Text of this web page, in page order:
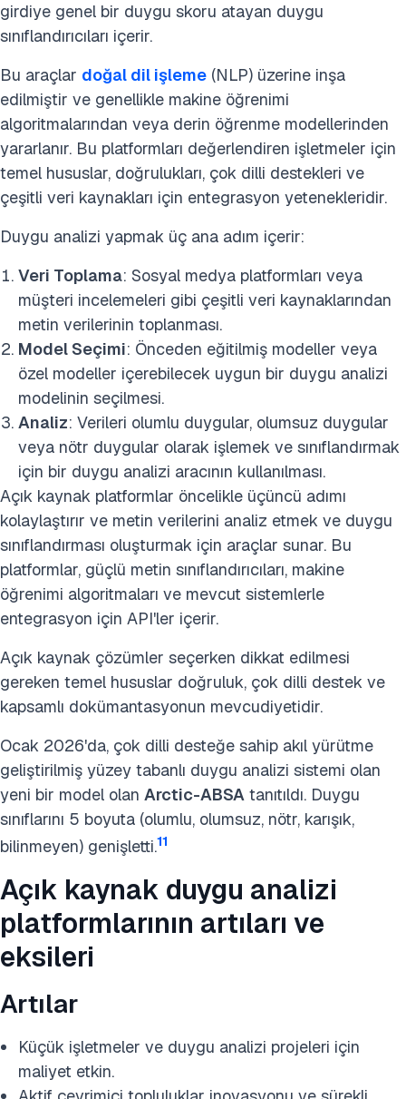
girdiye genel bir duygu skoru atayan duygu
sınıflandırıcıları içerir.
Bu araçlar doğal dil işleme (NLP) üzerine inşa
edilmiştir ve genellikle makine öğrenimi
algoritmalarından veya derin öğrenme modellerinden
yararlanır. Bu platformları değerlendiren işletmeler için
temel hususlar, doğrulukları, çok dilli destekleri ve
çeşitli veri kaynakları için entegrasyon yetenekleridir.
Duygu analizi yapmak üç ana adım içerir:
Veri Toplama: Sosyal medya platformları veya
müşteri incelemeleri gibi çeşitli veri kaynaklarından
metin verilerinin toplanması.
Model Seçimi: Önceden eğitilmiş modeller veya
özel modeller içerebilecek uygun bir duygu analizi
modelinin seçilmesi.
Analiz: Verileri olumlu duygular, olumsuz duygular
veya nötr duygular olarak işlemek ve sınıflandırmak
için bir duygu analizi aracının kullanılması.
Açık kaynak platformlar öncelikle üçüncü adımı
kolaylaştırır ve metin verilerini analiz etmek ve duygu
sınıflandırması oluşturmak için araçlar sunar. Bu
platformlar, güçlü metin sınıflandırıcıları, makine
öğrenimi algoritmaları ve mevcut sistemlerle
entegrasyon için API'ler içerir.
Açık kaynak çözümler seçerken dikkat edilmesi
gereken temel hususlar doğruluk, çok dilli destek ve
kapsamlı dokümantasyonun mevcudiyetidir.
Ocak 2026'da, çok dilli desteğe sahip akıl yürütme
geliştirilmiş yüzey tabanlı duygu analizi sistemi olan
yeni bir model olan Arctic-ABSA tanıtıldı. Duygu
sınıflarını 5 boyuta (olumlu, olumsuz, nötr, karışık,
bilinmeyen) genişletti.11
Açık kaynak duygu analizi
platformlarının artıları ve
eksileri
Artılar
Küçük işletmeler ve duygu analizi projeleri için
maliyet etkin.